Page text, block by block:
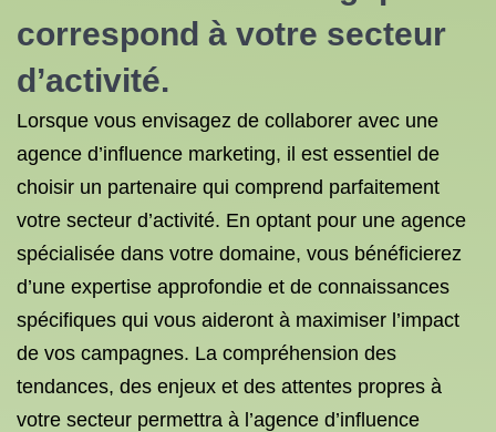
correspond à votre secteur
d’activité.
Lorsque vous envisagez de collaborer avec une
agence d’influence marketing, il est essentiel de
choisir un partenaire qui comprend parfaitement
votre secteur d’activité. En optant pour une agence
spécialisée dans votre domaine, vous bénéficierez
d’une expertise approfondie et de connaissances
spécifiques qui vous aideront à maximiser l’impact
de vos campagnes. La compréhension des
tendances, des enjeux et des attentes propres à
votre secteur permettra à l’agence d’influence